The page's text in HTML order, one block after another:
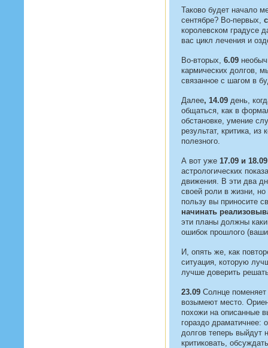
Таково будет начало
сентябре? Во-первых,
королевском градусе
вас цикл лечения и
Во-вторых, 6.09
кармических долгов,
связанное с шагом в
Далее, 14.09 день,
общаться, как в
обстановке, умение
результат, критика,
полезного.
А вот уже 17.09 и
астрологических
движения. В эти два
своей роли в жизни,
пользу вы приносите
начинать
эти планы должны
ошибок прошлого
И, опять же, как
ситуация, которую
лучше доверить
23.09 Солнце поменяет
возымеют место.
похожи на описанные
гораздо драматичнее:
долгов теперь выйдут
критиковать,